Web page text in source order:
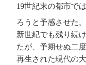
19世紀末の都市で
ろうと予感させた
新世紀でも残り続
たが、予期せぬ二
再生された現代の